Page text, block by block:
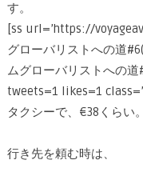
す。
[ss url=’https://
グローバリストへの道
ムグローバリストへの
tweets=1 likes=1
タクシーで、€38くらい。
行き先を頼む時は、